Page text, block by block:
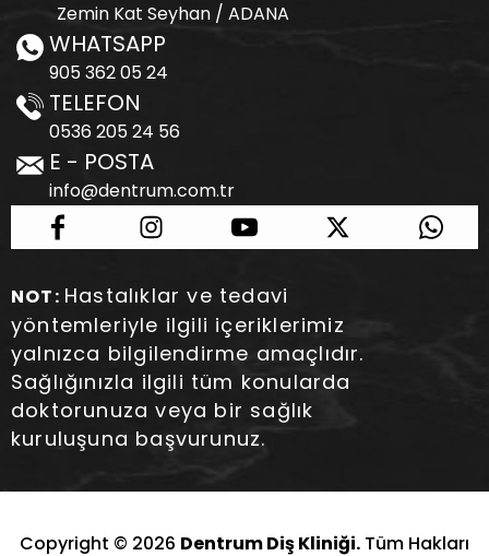
Zemin Kat Seyhan / ADANA
WHATSAPP
905 362 05 24
TELEFON
0536 205 24 56
E - POSTA
info@dentrum.com.tr
NOT: Hastalıklar ve tedavi
yöntemleriyle ilgili içeriklerimiz
yalnızca bilgilendirme amaçlıdır.
Sağlığınızla ilgili tüm konularda
doktorunuza veya bir sağlık
kuruluşuna başvurunuz.
Copyright © 2026 Dentrum Diş Kliniği. Tüm Hakları